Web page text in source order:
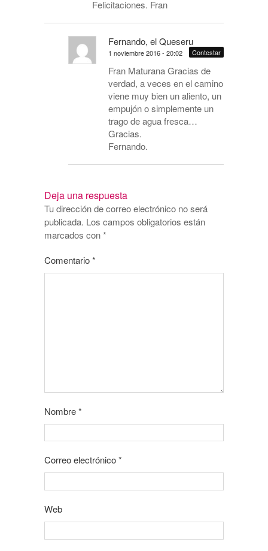
Felicitaciones. Fran
Fernando, el Queseru
1 noviembre 2016 - 20:02 Contestar
Fran Maturana Gracias de
verdad, a veces en el camino
viene muy bien un aliento, un
empujón o simplemente un
trago de agua fresca…
Gracias.
Fernando.
Deja una respuesta
Tu dirección de correo electrónico no será
publicada. Los campos obligatorios están
marcados con*
Comentario*
Nombre*
Correo electrónico*
Web